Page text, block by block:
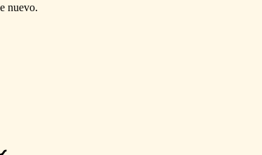
nuevo.